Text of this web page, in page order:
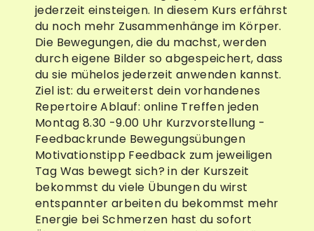
jederzeit einsteigen. In diesem Kurs erfährst
du noch mehr Zusammenhänge im Körper.
Die Bewegungen, die du machst, werden
durch eigene Bilder so abgespeichert, dass
du sie mühelos jederzeit anwenden kannst.
Ziel ist: du erweiterst dein vorhandenes
Repertoire Ablauf: online Treffen jeden
Montag 8.30 -9.00 Uhr Kurzvorstellung -
Feedbackrunde Bewegungsübungen
Motivationstipp Feedback zum jeweiligen
Tag Was bewegt sich? in der Kurszeit
bekommst du viele Übungen du wirst
entspannter arbeiten du bekommst mehr
Energie bei Schmerzen hast du sofort